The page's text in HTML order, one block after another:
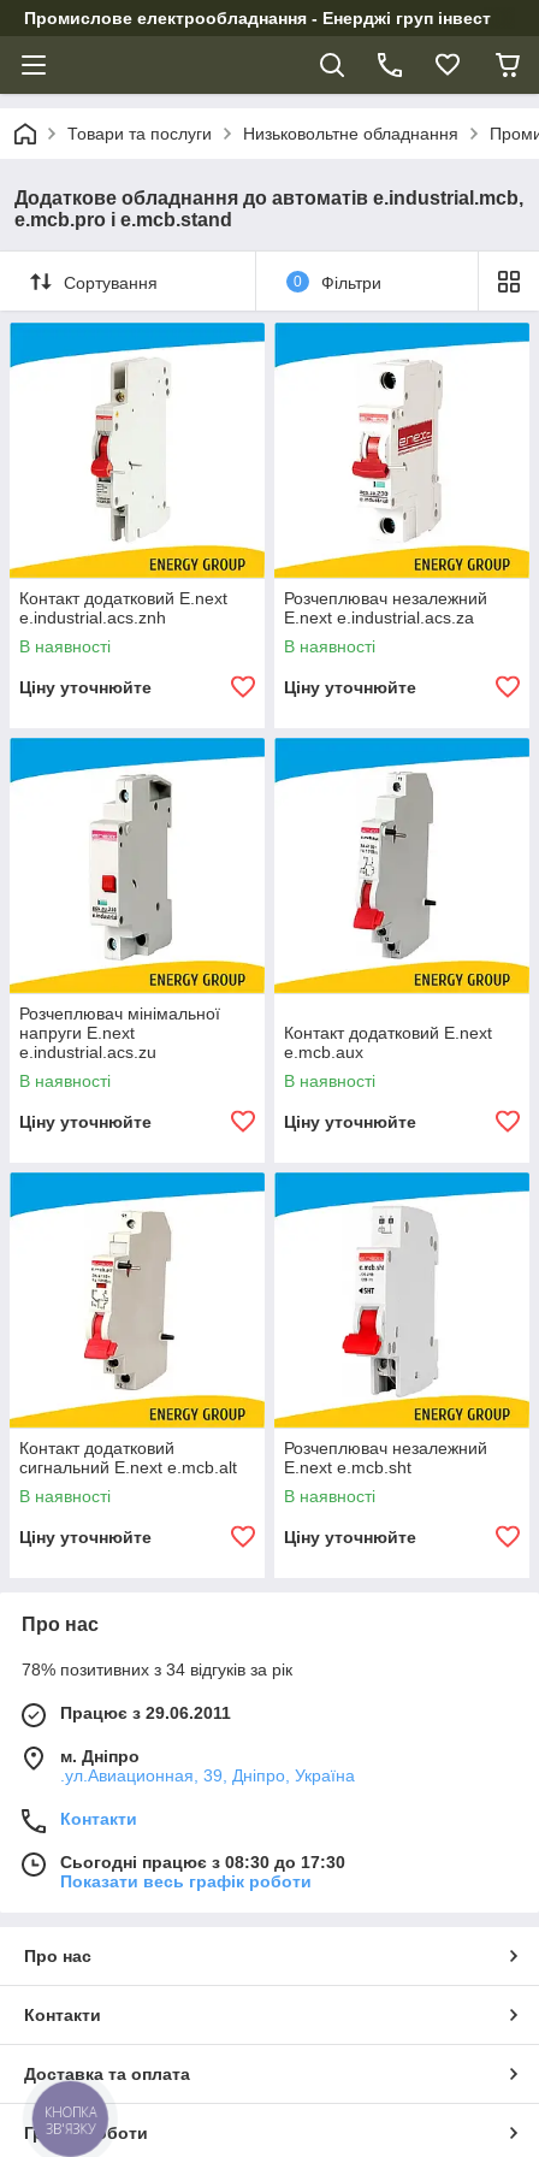
Промислове електрообладнання - Енерджі груп інвест
Товари та послуги Низьковольтне обладнання
Додаткове обладнання до автоматів e.industrial.mcb,
e.mcb.pro і e.mcb.stand
Сортування 0 Фільтри
Контакт додатковий E.next
e.industrial.acs.znh
В наявності
Ціну уточнюйте
Розчеплювач незалежний
E.next e.industrial.acs.za
В наявності
Ціну уточнюйте
Розчеплювач мінімальної
напруги E.next
e.industrial.acs.zu
В наявності
Ціну уточнюйте
Контакт додатковий E.next
e.mcb.aux
В наявності
Ціну уточнюйте
Контакт додатковий
сигнальний E.next e.mcb.alt
В наявності
Ціну уточнюйте
Розчеплювач незалежний
E.next e.mcb.sht
В наявності
Ціну уточнюйте
Про нас
78% позитивних з 34 відгуків за рік
Працює з 29.06.2011
м. Дніпро
.ул.Авиационная, 39, Дніпро, Україна
Контакти
Сьогодні працює з 08:30 до 17:30
Показати весь графік роботи
Про нас
Контакти
Доставка та оплата
Графік роботи
КНОПКА
ЗВ'ЯЗКУ